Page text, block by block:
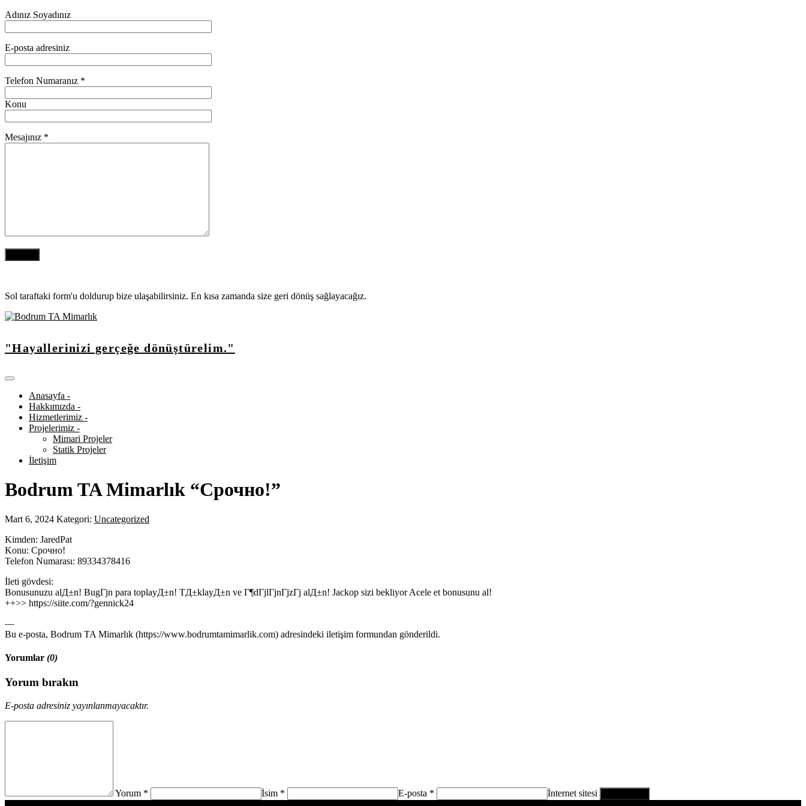
Adınız Soyadınız
E-posta adresiniz
Telefon Numaranız *
Konu
Mesajınız *
Sol taraftaki form'u doldurup bize ulaşabilirsiniz. En kısa zamanda size geri dönüş sağlayacağız.
"Hayallerinizi gerçeğe dönüştürelim."
Anasayfa -
Hakkımızda -
Hizmetlerimiz -
Projelerimiz -
Mimari Projeler
Statik Projeler
İletişim
Bodrum TA Mimarlık “Срочно!”
Mart 6, 2024 Kategori: Uncategorized
Kimden: JaredPat
Konu: Срочно!
Telefon Numarası: 89334378416
İleti gövdesi:
Bonusunuzu alД±n! BugГјn para toplayД±n! TД±klayД±n ve Г¶dГјlГјnГјzГј alД±n! Jackop sizi bekliyor Acele et bonusunu al!
++>> https://siite.com/?gennick24
—
Bu e-posta, Bodrum TA Mimarlık (https://www.bodrumtamimarlik.com) adresindeki iletişim formundan gönderildi.
Yorumlar (0)
Yorum bırakın
E-posta adresiniz yayınlanmayacaktır.
Yorum * İsim * E-posta * İnternet sitesi